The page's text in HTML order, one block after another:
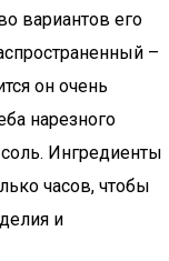
вариантов его
–
он очень
нарезного
Ингредиенты
часов, чтобы
и